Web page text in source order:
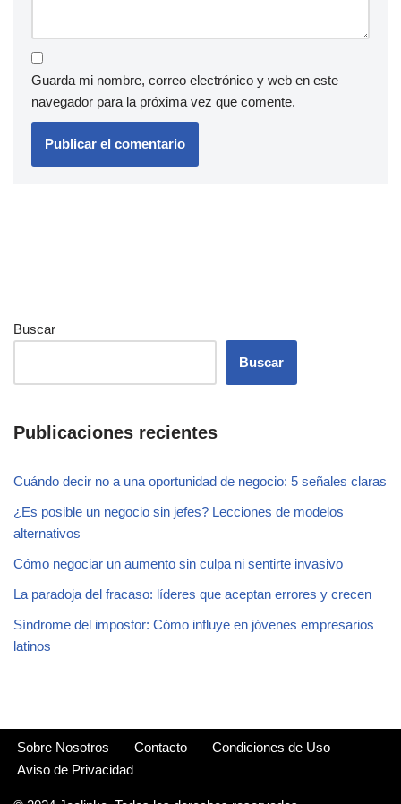
Guarda mi nombre, correo electrónico y web en este
navegador para la próxima vez que comente.
Buscar
Buscar
Publicaciones recientes
Cuándo decir no a una oportunidad de negocio: 5 señales claras
¿Es posible un negocio sin jefes? Lecciones de modelos
alternativos
Cómo negociar un aumento sin culpa ni sentirte invasivo
La paradoja del fracaso: líderes que aceptan errores y crecen
Síndrome del impostor: Cómo influye en jóvenes empresarios
latinos
Sobre Nosotros Contacto
Condiciones de Uso
Aviso de Privacidad